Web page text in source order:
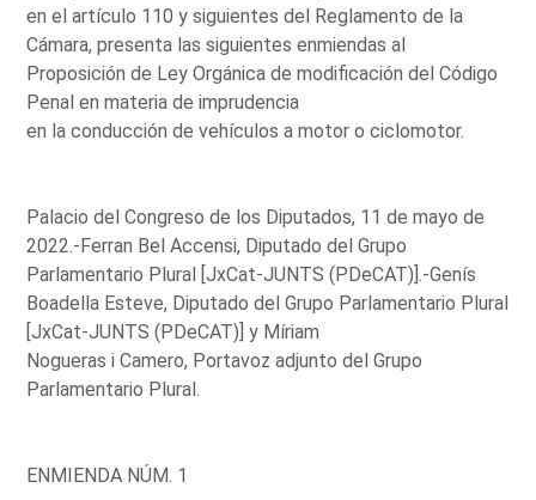
en el artículo 110 y siguientes del Reglamento de la
Cámara, presenta las siguientes enmiendas al
Proposición de Ley Orgánica de modificación del Código
Penal en materia de imprudencia
en la conducción de vehículos a motor o ciclomotor.
Palacio del Congreso de los Diputados, 11 de mayo de
2022.-Ferran Bel Accensi, Diputado del Grupo
Parlamentario Plural [JxCat-JUNTS (PDeCAT)].-Genís
Boadella Esteve, Diputado del Grupo Parlamentario Plural
[JxCat-JUNTS (PDeCAT)] y Míriam
Nogueras i Camero, Portavoz adjunto del Grupo
Parlamentario Plural.
ENMIENDA NÚM. 1